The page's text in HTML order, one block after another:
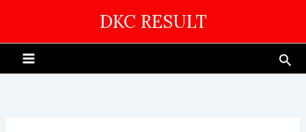
content
DKC RESULT